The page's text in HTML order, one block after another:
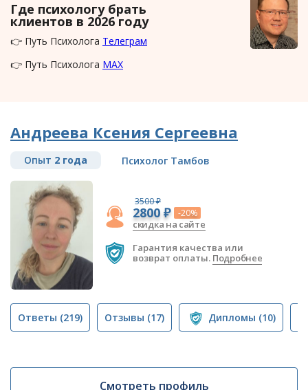
Где психологу брать
клиентов в 2026 году
👉 Путь Психолога Телеграм
👉 Путь Психолога MAX
Андреева Ксения Сергеевна
Опыт 2 года Психолог Тамбов
3500 ₽
2800 ₽ -20%
скидка на сайте
Гарантия качества или
возврат оплаты. Подробнее
Ответы (219) Отзывы (17) Дипломы (10)
Смотреть профиль